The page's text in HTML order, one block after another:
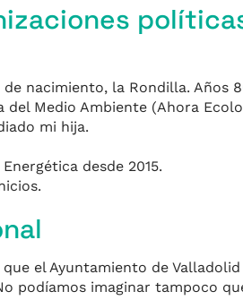
nacimiento, la Rondilla. Años
del Medio Ambiente (Ahora
mi hija.
desde 2015.
el Ayuntamiento de
podíamos imaginar tampoco